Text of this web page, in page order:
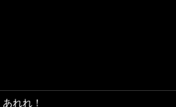
あれれ！